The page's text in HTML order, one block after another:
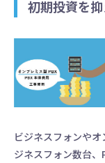
初期投資を
ビジネスフォンや
ジネスフォン数台